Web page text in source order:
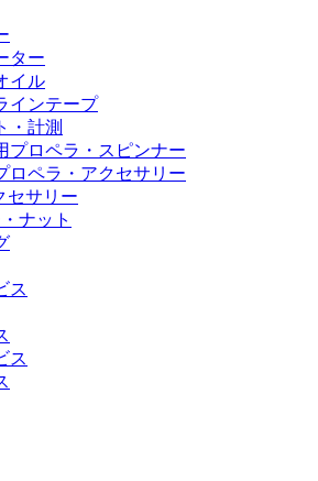
ター
イル
インテープ
・計測
プロペラ・スピンナー
ロペラ・アクセサリー
セサリー
ナット
ス
ス